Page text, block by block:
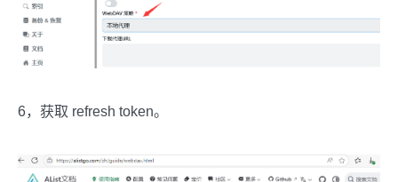
6，获取 refresh token。